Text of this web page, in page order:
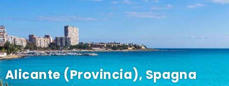
Alicante (Provincia), Spagna